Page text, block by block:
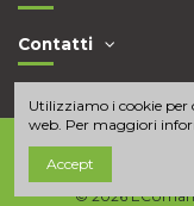
Contatti
© 2026
Utilizziamo i cookie per
web. Per maggiori
Accept